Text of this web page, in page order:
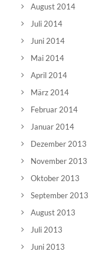
August 2014
Juli 2014
Juni 2014
Mai 2014
April 2014
März 2014
Februar 2014
Januar 2014
Dezember 2013
November 2013
Oktober 2013
September 2013
August 2013
Juli 2013
Juni 2013